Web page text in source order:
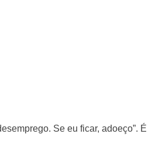
Se eu ficar, adoeço”. É